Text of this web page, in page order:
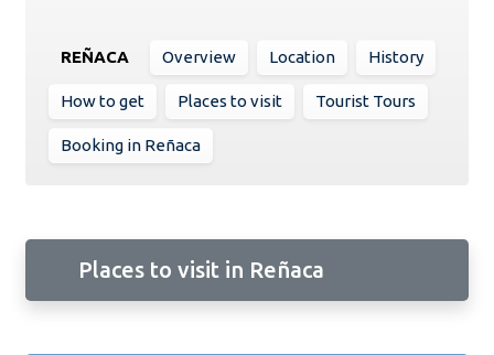
REÑACA Overview Location History
How to get Places to visit Tourist Tours
Booking in Reñaca
Places to visit in Reñaca